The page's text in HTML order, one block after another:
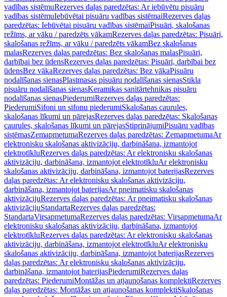
vadības sistēmuRezerves daļas paredzētas: Ar iebūvētu pisuāru
vadības sistēmuIebūvētai pisuāru vadības sistēmaiRezerves daļas
paredzētas: Iebūvētai pisuāru vadības sistēmaiPisuāri, skalošanas
režīms, ar vāku / paredzēts vākamRezerves daļas paredzētas: Pisuāri,
skalošanas režīms, ar vāku / paredzēts vākamBez skalošanas
malasRezerves daļas paredzētas: Bez skalošanas malasPisuāri,
darbībai bez ūdensRezerves daļas paredzētas: Pisuāri, darbībai bez
ūdensBez vākaRezerves daļas paredzētas: Bez vākaPisuāru
nodalīšanas sienasPlastmasas pisuāru nodalīšanas sienasStikla
pisuāru nodalīšanas sienasKeramikas sanitārtehnikas pisuāru
nodalīšanas sienasPiederumiRezerves daļas paredzētas:
PiederumiSifoni un sifonu piederumiSkalošanas caurules,
skalošanas līkumi un pārejasRezerves daļas paredzētas: Skalošanas
caurules, skalošanas līkumi un pārejasStiprinājumiPisuāru vadības
sistēmasZemapmetumaRezerves daļas paredzētas: ZemapmetumaAr
elektronisku skalošanas aktivizāciju, darbināšana, izmantojot
elektrotīkluRezerves daļas paredzētas: Ar elektronisku skalošanas
aktivizāciju, darbināšana, izmantojot elektrotīkluAr elektronisku
skalošanas aktivizāciju, darbināšana, izmantojot baterijasRezerves
daļas paredzētas: Ar elektronisku skalošanas aktivizāciju,
darbināšana, izmantojot baterijasAr pneimatisku skalošanas
aktivizācijuRezerves daļas paredzētas: Ar pneimatisku skalošanas
aktivizācijuStandartaRezerves daļas paredzētas:
StandartaVirsapmetumaRezerves daļas paredzētas: VirsapmetumaAr
elektronisku skalošanas aktivizāciju, darbināšana, izmantojot
elektrotīkluRezerves daļas paredzētas: Ar elektronisku skalošanas
aktivizāciju, darbināšana, izmantojot elektrotīkluAr elektronisku
skalošanas aktivizāciju, darbināšana, izmantojot baterijasRezerves
daļas paredzētas: Ar elektronisku skalošanas aktivizāciju,
darbināšana, izmantojot baterijasPiederumiRezerves daļas
paredzētas: PiederumiMontāžas un atjaunošanas komplektiRezerves
daļas paredzētas: Montāžas un atjaunošanas komplektiSkalošanas